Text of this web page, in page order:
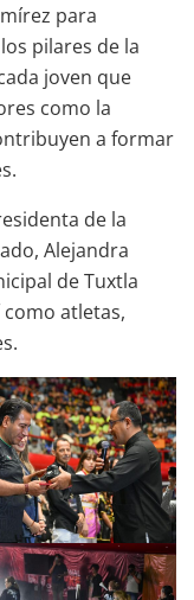
para
pilares de la
joven que
como la
a formar
de la
Alejandra
de Tuxtla
atletas,